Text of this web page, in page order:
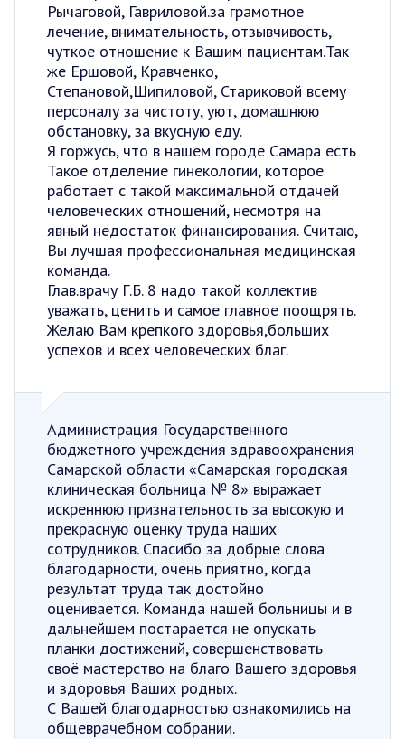
Рычаговой, Гавриловой.за грамотное
лечение, внимательность, отзывчивость,
чуткое отношение к Вашим пациентам.Так
же Ершовой, Кравченко,
Степановой,Шипиловой, Стариковой всему
персоналу за чистоту, уют, домашнюю
обстановку, за вкусную еду.
Я горжусь, что в нашем городе Самара есть
Такое отделение гинекологии, которое
работает с такой максимальной отдачей
человеческих отношений, несмотря на
явный недостаток финансирования. Считаю,
Вы лучшая профессиональная медицинская
команда.
Глав.врачу Г.Б. 8 надо такой коллектив
уважать, ценить и самое главное поощрять.
Желаю Вам крепкого здоровья,больших
успехов и всех человеческих благ.
Администрация Государственного
бюджетного учреждения здравоохранения
Самарской области «Самарская городская
клиническая больница № 8» выражает
искреннюю признательность за высокую и
прекрасную оценку труда наших
сотрудников. Спасибо за добрые слова
благодарности, очень приятно, когда
результат труда так достойно
оценивается. Команда нашей больницы и в
дальнейшем постарается не опускать
планки достижений, совершенствовать
своё мастерство на благо Вашего здоровья
и здоровья Ваших родных.
С Вашей благодарностью ознакомились на
общеврачебном собрании.